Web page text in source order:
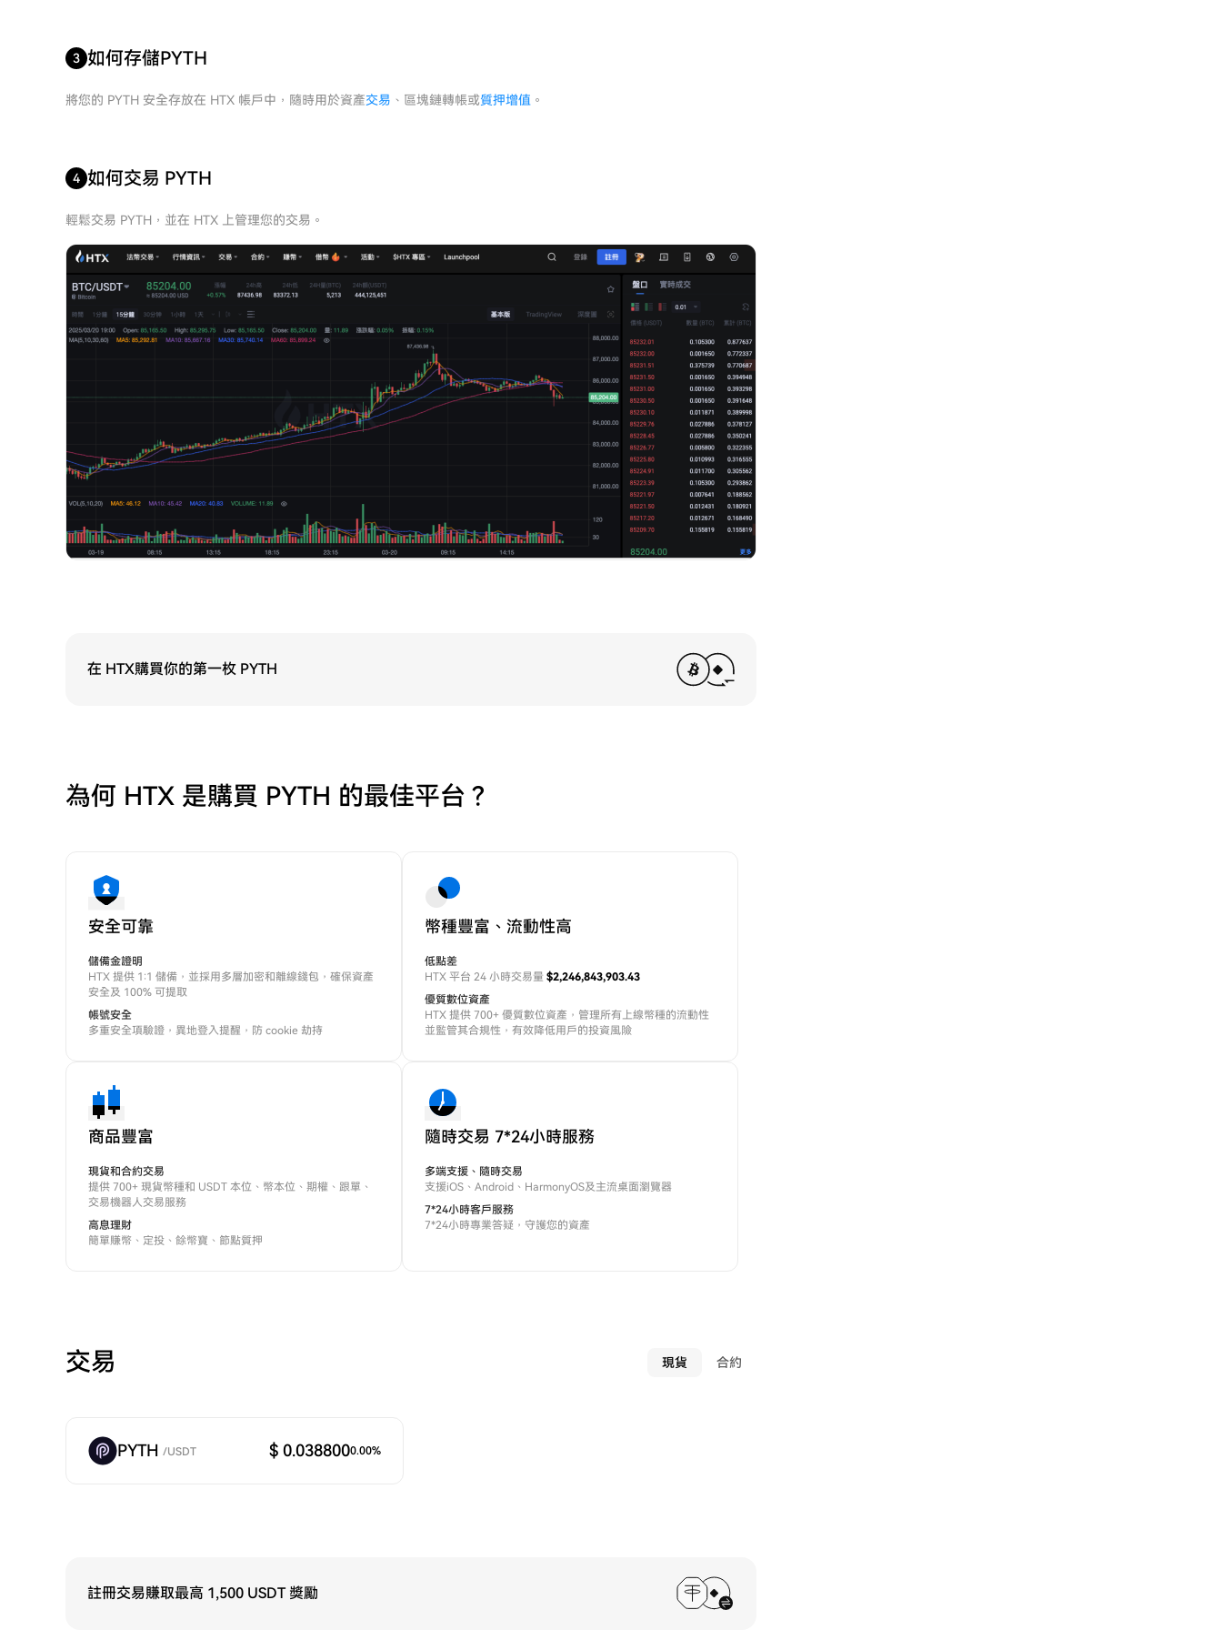
3 如何存儲PYTH
將您的 PYTH 安全存放在 HTX 帳戶中，隨時用於資產交易 、區塊鏈轉帳或質押增值 。
4 如何交易 PYTH
輕鬆交易 PYTH，並在 HTX 上管理您的交易。
在 HTX購買你的第一枚 PYTH
為何 HTX 是購買 PYTH 的最佳平台？
安全可靠
儲備金證明
HTX 提供 1:1 儲備，並採用多層加密和離線錢包，確保資產
安全及 100% 可提取
帳號安全
多重安全項驗證，異地登入提醒，防 cookie 劫持
幣種豐富、流動性高
低點差
HTX 平台 24 小時交易量 $2,246,843,903.43
優質數位資產
HTX 提供 700+ 優質數位資產，管理所有上線幣種的流動性
並監管其合規性，有效降低用戶的投資風險
商品豐富
現貨和合約交易
提供 700+ 現貨幣種和 USDT 本位、幣本位、期權、跟單、
交易機器人交易服務
高息理財
簡單賺幣、定投、餘幣寶、節點質押
隨時交易 7*24小時服務
多端支援、隨時交易
支援iOS、Android、HarmonyOS及主流桌面瀏覽器
7*24小時客戶服務
7*24小時專業答疑，守護您的資產
交易 現貨 合約
PYTH /USDT $ 0.0388000.00%
註冊交易賺取最高 1,500 USDT 獎勵